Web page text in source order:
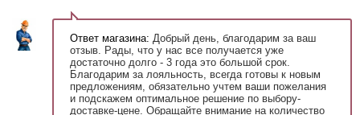
Ответ магазина: Добрый день, благодарим за ваш
отзыв. Рады, что у нас все получается уже
достаточно долго - 3 года это большой срок.
Благодарим за лояльность, всегда готовы к новым
предложениям, обязательно учтем ваши пожелания
и подскажем оптимальное решение по выбору-
доставке-цене. Обращайте внимание на количество